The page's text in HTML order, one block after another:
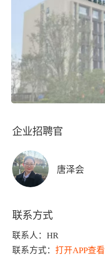
企业招聘官
唐泽会
联系方式
联系人： HR
联系方式： 打开APP查看